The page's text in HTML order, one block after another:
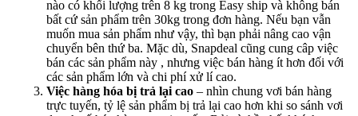
nào có khối lượng trên 8 kg trong Easy ship và không bán
bất cứ sản phẩm trên 30kg trong đơn hàng. Nếu bạn vẫn
muốn mua sản phẩm như vậy, thì bạn phải nâng cao vận
chuyển bên thứ ba. Mặc dù, Snapdeal cũng cung câp việc
bán các sản phẩm này , nhưng việc bán hàng ít hơn đối với
các sản phẩm lớn và chi phí xử lí cao.
Việc hàng hóa bị trả lại cao – nhìn chung vơi bán hàng
trực tuyến, tỷ lệ sản phẩm bị trả lại cao hơn khi so sánh vơi